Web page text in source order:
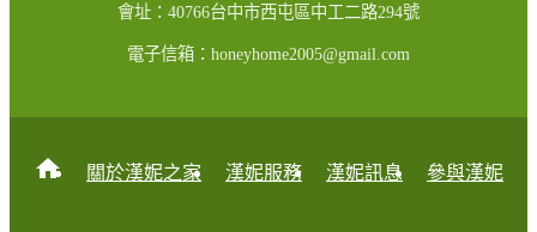
會址：40766台中市西屯區中工二路294號
電子信箱：honeyhome2005@gmail.com
home 關於漢妮之家 漢妮服務 漢妮訊息 參與漢妮